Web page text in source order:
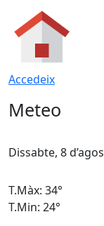
Accedeix
Meteo
Dissabte, 8
T.Màx: 34°
T.Min: 24°